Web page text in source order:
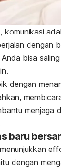
, komunikasi
dengan
bisa
dengan
menjaga
baru
dengan